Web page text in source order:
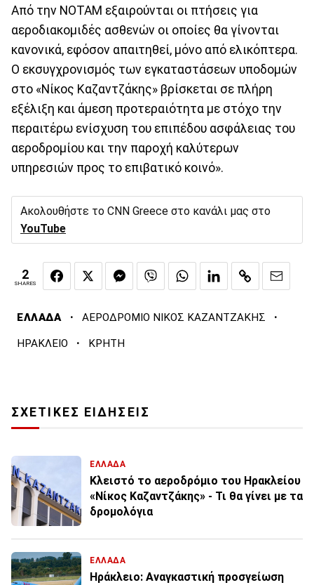
Από την ΝΟΤΑΜ εξαιρούνται οι πτήσεις για
αεροδιακομιδές ασθενών οι οποίες θα γίνονται
κανονικά, εφόσον απαιτηθεί, μόνο από ελικόπτερα.
Ο εκσυγχρονισμός των εγκαταστάσεων υποδομών
στο «Νίκος Καζαντζάκης» βρίσκεται σε πλήρη
εξέλιξη και άμεση προτεραιότητα με στόχο την
περαιτέρω ενίσχυση του επιπέδου ασφάλειας του
αεροδρομίου και την παροχή καλύτερων
υπηρεσιών προς το επιβατικό κοινό».
Ακολουθήστε το CNN Greece στο κανάλι μας στο
YouTube
2
SHARES
ΕΛΛΑΔΑ · ΑΕΡΟΔΡΟΜΙΟ ΝΙΚΟΣ ΚΑΖΑΝΤΖΑΚΗΣ ·
ΗΡΑΚΛΕΙΟ · ΚΡΗΤΗ
ΣΧΕΤΙΚΕΣ ΕΙΔΗΣΕΙΣ
ΕΛΛΑΔΑ
Κλειστό το αεροδρόμιο του Ηρακλείου
«Νίκος Καζαντζάκης» - Τι θα γίνει με τα
δρομολόγια
ΕΛΛΑΔΑ
Ηράκλειο: Αναγκαστική προσγείωση